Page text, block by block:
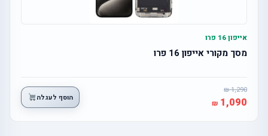
אייפון 16 פרו
מסך מקורי אייפון 16 פרו
1,290
1,090 הוסף לעגלה